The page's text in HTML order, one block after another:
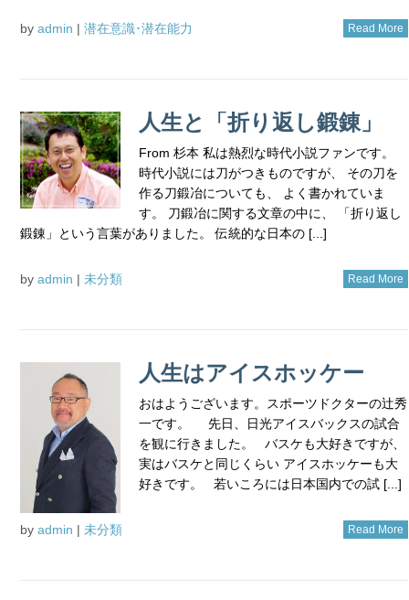
by admin | 潜在意識･潜在能力 Read More
人生と「折り返し鍛錬」
From 杉本 私は熱烈な時代小説ファンです。
時代小説には刀がつきものですが、 その刀を
作る刀鍛冶についても、 よく書かれていま
す。 刀鍛冶に関する文章の中に、 「折り返し
鍛錬」という言葉がありました。 伝統的な日本の [...]
by admin | 未分類 Read More
人生はアイスホッケー
おはようございます。スポーツドクターの辻秀
一です。 先日、日光アイスバックスの試合
を観に行きました。 バスケも大好きですが、
実はバスケと同じくらい アイスホッケーも大
好きです。 若いころには日本国内での試 [...]
by admin | 未分類 Read More